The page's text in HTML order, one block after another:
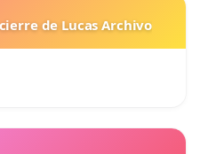
de Lucas Archivo